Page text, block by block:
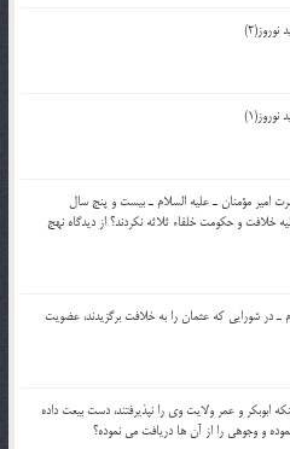
امير مؤمنان ـ عليه السلام ـ بيست و پنج سال
خلافت و حکومت خلفاء ثلاثه نکردند؟ از ديدگاه نهج
در شورايي كه عثمان را به خلافت برگزيدند، عضويت
ابوبكر و عمر ولايت وي را نپذيرفتند، دست بيعت داده
و وجوهي را از آن ها دريافت مي نموده؟